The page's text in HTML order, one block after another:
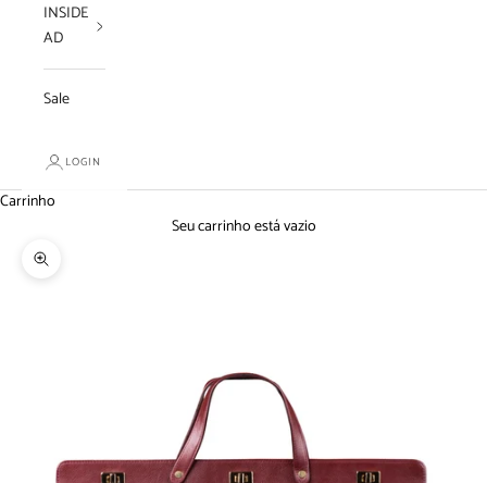
INSIDE
AD
Sale
LOGIN
Carrinho
Seu carrinho está vazio
Zoom na imagem